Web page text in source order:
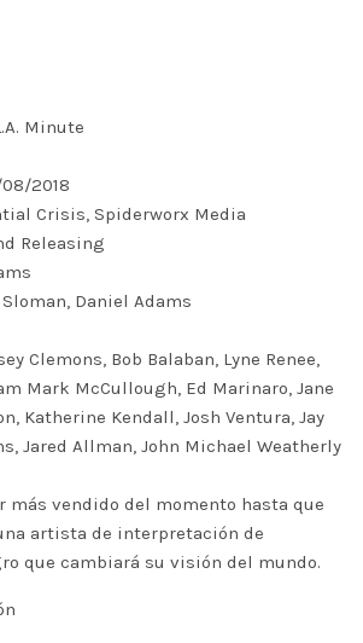
Minute
2018
Crisis, Spiderworx Media
Releasing
Sloman, Daniel Adams
Clemons, Bob Balaban, Lyne Renee,
Mark McCullough, Ed Marinaro, Jane
Katherine Kendall, Josh Ventura, Jay
Jared Allman, John Michael Weatherly
más vendido del momento hasta que
artista de interpretación de
que cambiará su visión del mundo.